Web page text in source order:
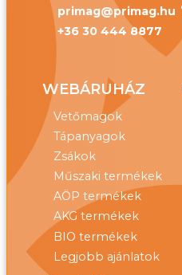
primag@primag.hu
+36 30 444 8877
WEBÁRUHÁZ
Vetőmagok
Tápanyagok
Zsákok
Műszaki termékek
AÖP termékek
AKG termékek
BIO termékek
Legjobb ajánlatok